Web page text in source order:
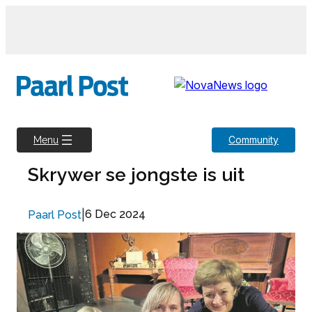
Menu Community
Skrywer se jongste is uit
Paarl Post 6 Dec 2024